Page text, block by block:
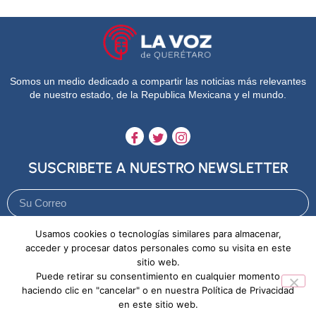
Somos un medio dedicado a compartir las noticias más relevantes
de nuestro estado, de la Republica Mexicana y el mundo.
SUSCRIBETE A NUESTRO NEWSLETTER
Enviar
Aviso de Privacidad Política de Cookies
Usamos cookies o tecnologías similares para almacenar,
acceder y procesar datos personales como su visita en este
sitio web.
Puede retirar su consentimiento en cualquier momento
haciendo clic en "cancelar" o en nuestra Política de Privacidad
en este sitio web.